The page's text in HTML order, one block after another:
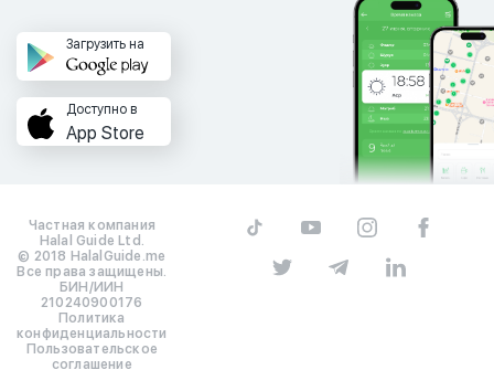
Загрузить на
Доступно в
App Store
Частная компания
Halal Guide Ltd.
© 2018 HalalGuide.me
Все права защищены.
БИН/ИИН
210240900176
Политика
конфиденциальности
Пользовательское
соглашение